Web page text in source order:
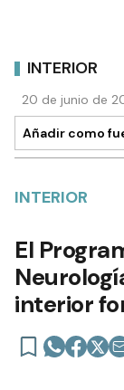
INTERIOR
20 de junio de
Añadir como
INTERIOR
El
interior